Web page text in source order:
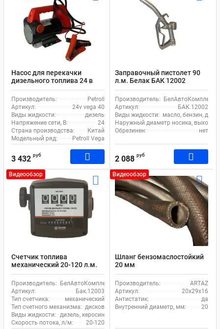
Насос для перекачки
дизельного топлива 24 в
Petroll Vega 40 л.м.
Производитель:
Petroll
Артикул:
24v vega 40
Виды жидкости:
дизель
Напряжение сети, В:
24
Страна производства:
Китай
Модельный ряд:
Petroll Vega
3 432 руб
Заправочный пистолет 90
л.м. Белак БАК 12002
ручной алюминиевый
Производитель: БелАвтоКомплект
Артикул:
БАК.12002
Виды жидкости: масло, бензин,
Наружный диаметр носика,
Обрезинен:
нет
2 088 руб
Видеообзор
Счетчик топлива
механический 20-120 л.м.
Белак бак.12003 для
дизеля
Производитель: БелАвтоКомплект
Артикул:
Бак.12003
Тип счетчика:
механический
Тип счетного механизма: дисковой
Виды жидкости:
дизель, керосин
Скорость потока, л/м:
20-120
Видеообзор
Шланг бензомаслостойкий
20 мм
Производитель:
ARTAZ
Артикул:
20х29х16
Антистатик:
да
Внутренний диаметр, мм:
20